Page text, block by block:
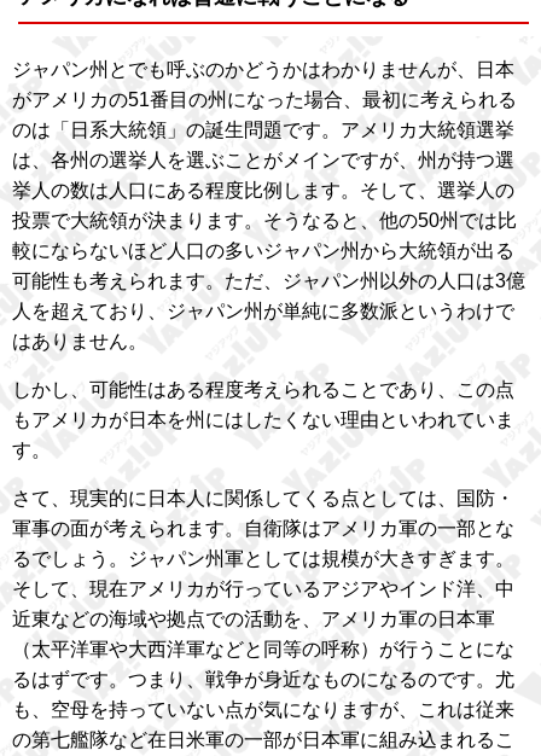
ジャパン州とでも呼ぶのかどうかはわかりませんが、日本
がアメリカの51番目の州になった場合、最初に考えられる
のは「日系大統領」の誕生問題です。アメリカ大統領選挙
は、各州の選挙人を選ぶことがメインですが、州が持つ選
挙人の数は人口にある程度比例します。そして、選挙人の
投票で大統領が決まります。そうなると、他の50州では比
較にならないほど人口の多いジャパン州から大統領が出る
可能性も考えられます。ただ、ジャパン州以外の人口は3億
人を超えており、ジャパン州が単純に多数派というわけで
はありません。
しかし、可能性はある程度考えられることであり、この点
もアメリカが日本を州にはしたくない理由といわれていま
す。
さて、現実的に日本人に関係してくる点としては、国防・
軍事の面が考えられます。自衛隊はアメリカ軍の一部とな
るでしょう。ジャパン州軍としては規模が大きすぎます。
そして、現在アメリカが行っているアジアやインド洋、中
近東などの海域や拠点での活動を、アメリカ軍の日本軍
（太平洋軍や大西洋軍などと同等の呼称）が行うことにな
るはずです。つまり、戦争が身近なものになるのです。尤
も、空母を持っていない点が気になりますが、これは従来
の第七艦隊など在日米軍の一部が日本軍に組み込まれるこ